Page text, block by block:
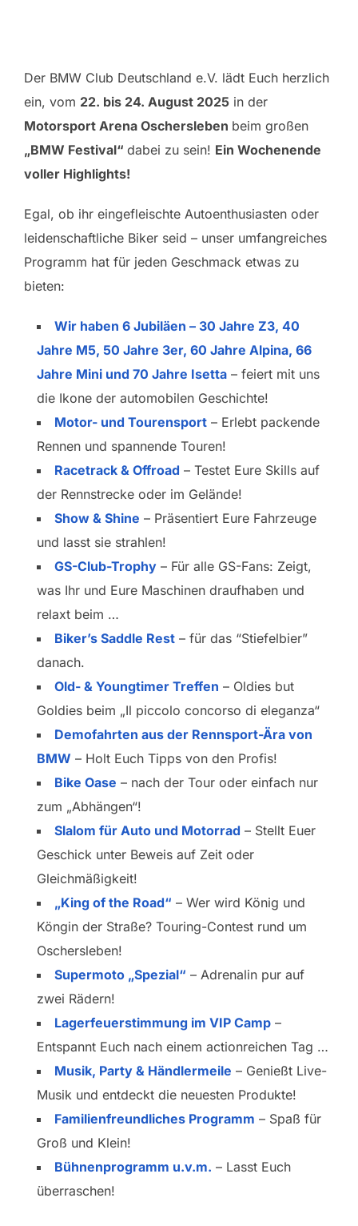
Der BMW Club Deutschland e.V. lädt Euch herzlich
ein, vom 22. bis 24. August 2025 in der
Motorsport Arena Oschersleben beim großen
„BMW Festival“ dabei zu sein! Ein Wochenende
voller Highlights!
Egal, ob ihr eingefleischte Autoenthusiasten oder
leidenschaftliche Biker seid – unser umfangreiches
Programm hat für jeden Geschmack etwas zu
bieten:
Wir haben 6 Jubiläen – 30 Jahre Z3, 40
Jahre M5, 50 Jahre 3er, 60 Jahre Alpina, 66
Jahre Mini und 70 Jahre Isetta – feiert mit uns
die Ikone der automobilen Geschichte!
Motor- und Tourensport – Erlebt packende
Rennen und spannende Touren!
Racetrack & Offroad – Testet Eure Skills auf
der Rennstrecke oder im Gelände!
Show & Shine – Präsentiert Eure Fahrzeuge
und lasst sie strahlen!
GS-Club-Trophy – Für alle GS-Fans: Zeigt,
was Ihr und Eure Maschinen draufhaben und
relaxt beim …
Biker’s Saddle Rest – für das “Stiefelbier”
danach.
Old- & Youngtimer Treffen – Oldies but
Goldies beim „Il piccolo concorso di eleganza“
Demofahrten aus der Rennsport-Ära von
BMW – Holt Euch Tipps von den Profis!
Bike Oase – nach der Tour oder einfach nur
zum „Abhängen“!
Slalom für Auto und Motorrad – Stellt Euer
Geschick unter Beweis auf Zeit oder
Gleichmäßigkeit!
„King of the Road“ – Wer wird König und
Köngin der Straße? Touring-Contest rund um
Oschersleben!
Supermoto „Spezial“ – Adrenalin pur auf
zwei Rädern!
Lagerfeuerstimmung im VIP Camp –
Entspannt Euch nach einem actionreichen Tag …
Musik, Party & Händlermeile – Genießt Live-
Musik und entdeckt die neuesten Produkte!
Familienfreundliches Programm – Spaß für
Groß und Klein!
Bühnenprogramm u.v.m. – Lasst Euch
überraschen!